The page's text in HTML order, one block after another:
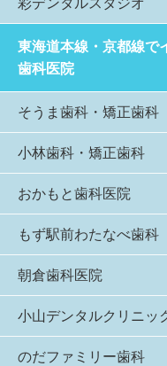
彩デンタルスタジオ
東海道本線・京都線で
歯科医院
そうま歯科・矯正歯科
小林歯科・矯正歯科
おかもと歯科医院
もず駅前わたなべ歯科
朝倉歯科医院
小山デンタルクリニッ
のだファミリー歯科